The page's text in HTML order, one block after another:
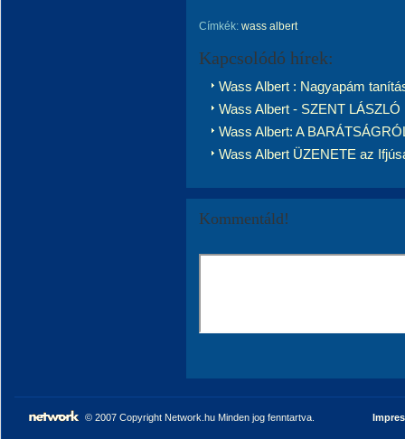
Címkék: wass albert
Kapcsolódó hírek:
Wass Albert : Nagyapám
Wass Albert - SZENT LÁSZLÓ
Wass Albert: A
Wass Albert ÜZENETE az
Kommentáld!
© 2007 Copyright Network.hu Minden jog fenntartva.